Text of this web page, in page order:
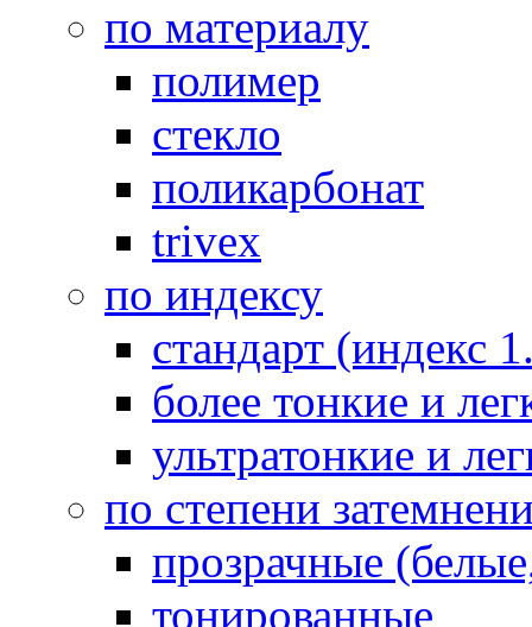
по материалу
полимер
стекло
поликарбонат
trivex
по индексу
стандарт (индекс
более тонкие и
ультратонкие и
по степени
прозрачные
тонированные